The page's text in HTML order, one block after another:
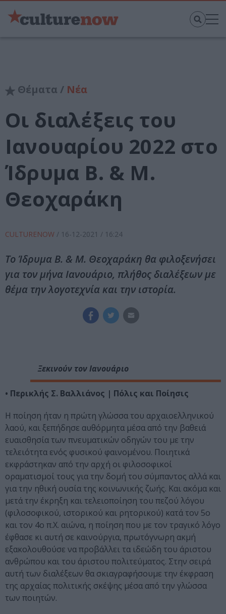
Θέματα / Νέα
Οι διαλέξεις του
Ιανουαρίου 2022 στο
Ίδρυμα Β. & Μ.
Θεοχαράκη
CULTURENOW / 16-12-2021 / 16:24
Το Ίδρυμα Β. & Μ. Θεοχαράκη θα φιλοξενήσει
για τον μήνα Ιανουάριο, πλήθος διαλέξεων με
θέμα την λογοτεχνία και την ιστορία.
Ξεκινούν τον Ιανουάριο
• Περικλής Σ. Βαλλιάνος | Πόλις και Ποίησις
Η ποίηση ήταν η πρώτη γλώσσα του αρχαιοελληνικού
λαού, και ξεπήδησε αυθόρμητα μέσα από την βαθειά
ευαισθησία των πνευματικών οδηγών του με την
τελειότητα ενός φυσικού φαινομένου. Ποιητικά
εκφράστηκαν από την αρχή οι φιλοσοφικοί
οραματισμοί τους για την δομή του σύμπαντος αλλά και
για την ηθική ουσία της κοινωνικής ζωής. Και ακόμα και
μετά την έκρηξη και τελειοποίηση του πεζού λόγου
(φιλοσοφικού, ιστορικού και ρητορικού) κατά τον 5ο
και τον 4ο π.Χ. αιώνα, η ποίηση που με τον τραγικό λόγο
έφθασε κι αυτή σε καινούργια, πρωτόγνωρη ακμή
εξακολουθούσε να προβάλλει τα ιδεώδη του άριστου
ανθρώπου και του άριστου πολιτεύματος. Στην σειρά
αυτή των διαλέξεων θα σκιαγραφήσουμε την έκφραση
της αρχαίας πολιτικής σκέψης μέσα από την γλώσσα
των ποιητών.